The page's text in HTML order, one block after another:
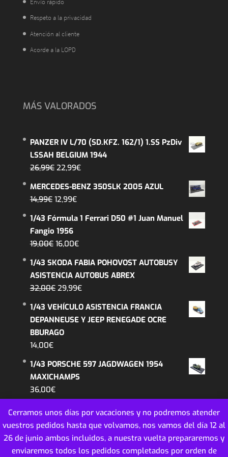
Cerramos unos días por vacaciones y no podremos atender
vuestros pedidos hasta que volvamos, nos vamos del día 12 al
26 de junio ambos incluidos, a nuestra vuelta prepararemos y
enviaremos todos los pedidos completados por orden de
Respeto a la privacidad
Atención al cliente
Acorde a la LOPD
MÁS VALORADOS
PANZER IV L/70 (SD.KFZ. 162/1) 1.SS PzDiv
LSSAH BELGIUM 1944
26,99€ El
era:
26,99€.
22,99€El
22,99€.
MERCEDES-BENZ 350SLK 2005 AZUL
14,99€ El
14,99€.
12,99€El
1/43 Fórmula 1 Ferrari D50 #1 Juan Manuel
Fangio 1956
19,00€ El
19,00€.
16,00€El
1/43 SKODA FABIA POHOVOST AUTOBUSY
ASISTENCIA AUTOBUS ABREX
32,00€ El
precio
29,99€El
1/43 VEHÍCULO ASISTENCIA FRANCIA
DEPANNEUSE Y JEEP RENEGADE OCRE
BBURAGO
14,00€
1/43 PORSCHE 597 JAGDWAGEN 1954
MAXICHAMPS
36,00€